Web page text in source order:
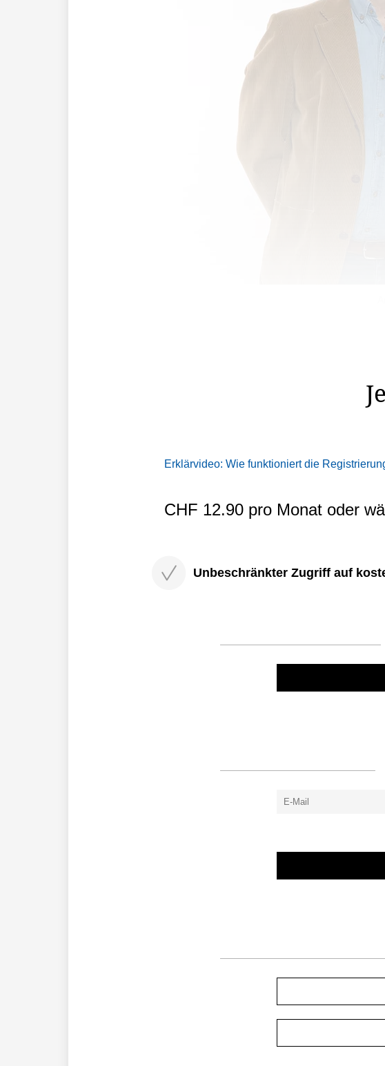
Erklärvideo: Wie funktioniert die
CHF 12.90 pro Monat oder
Unbeschränkter Zugriff auf